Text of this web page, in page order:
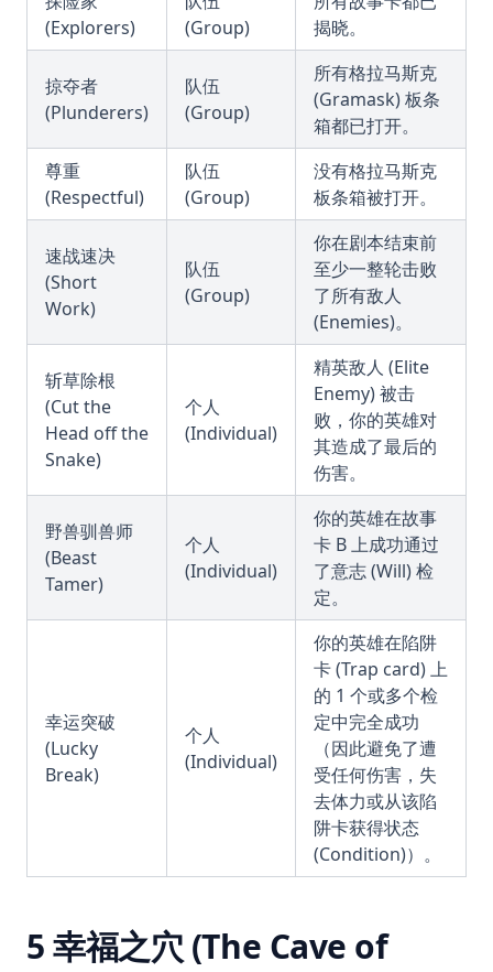
(Explorers)
(Group)
揭晓。
掠夺者
(Plunderers)
队伍
(Group)
所有格拉马斯克
(Gramask) 板条
箱都已打开。
尊重
(Respectful)
队伍
(Group)
没有格拉马斯克
板条箱被打开。
速战速决
(Short
Work)
队伍
(Group)
你在剧本结束前
至少一整轮击败
了所有敌人
(Enemies)。
斩草除根
(Cut the
Head off the
Snake)
个人
(Individual)
精英敌人 (Elite
Enemy) 被击
败，你的英雄对
其造成了最后的
伤害。
野兽驯兽师
(Beast
Tamer)
个人
(Individual)
你的英雄在故事
卡 B 上成功通过
了意志 (Will) 检
定。
幸运突破
(Lucky
Break)
个人
(Individual)
你的英雄在陷阱
卡 (Trap card) 上
的 1 个或多个检
定中完全成功
（因此避免了遭
受任何伤害，失
去体力或从该陷
阱卡获得状态
(Condition)）。
5 幸福之穴 (The Cave of